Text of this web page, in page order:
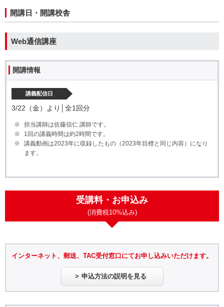
開講日・開講校舎
Web通信講座
開講情報
講義配信日
3/22（金）より│全1回分
担当講師は佐藤信仁 講師です。
1回の講義時間は約2時間です。
講義動画は2023年に収録したもの（2023年目標と同じ内容）になり
ます。
受講料・お申込み
(消費税10%込み)
インターネット、郵送、TAC受付窓口にてお申し込みいただけます。
申込方法の説明を見る